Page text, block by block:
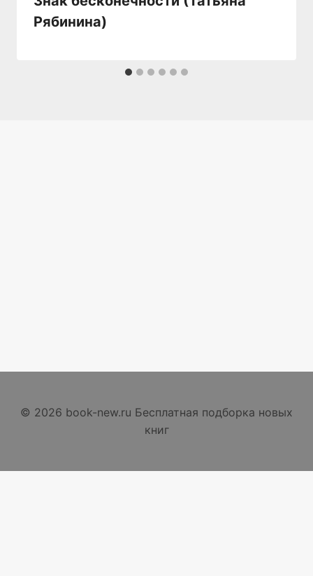
Рябинина)
© 2026 book-new.ru Бесплатная подборка новых
книг